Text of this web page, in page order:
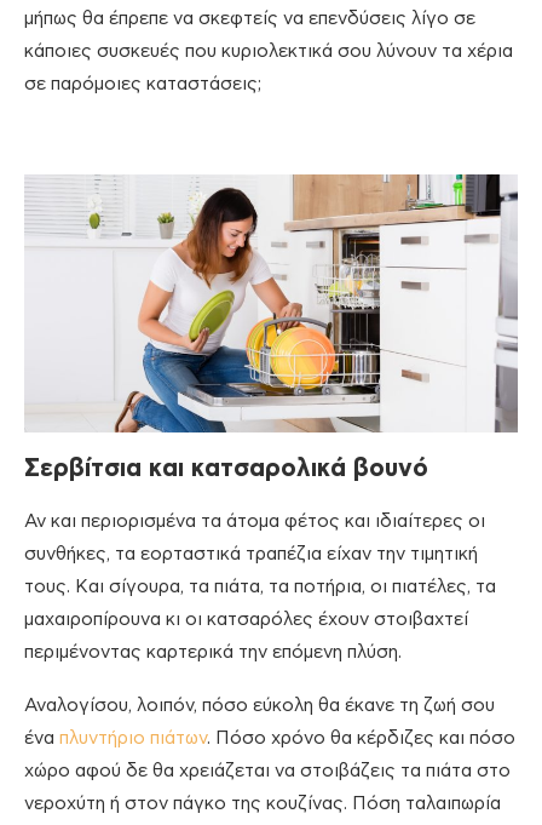
μήπως θα έπρεπε να σκεφτείς να επενδύσεις λίγο σε
κάποιες συσκευές που κυριολεκτικά σου λύνουν τα χέρια
σε παρόμοιες καταστάσεις;
Σερβίτσια και κατσαρολικά βουνό
Αν και περιορισμένα τα άτομα φέτος και ιδιαίτερες οι
συνθήκες, τα εορταστικά τραπέζια είχαν την τιμητική
τους. Και σίγουρα, τα πιάτα, τα ποτήρια, οι πιατέλες, τα
μαχαιροπίρουνα κι οι κατσαρόλες έχουν στοιβαχτεί
περιμένοντας καρτερικά την επόμενη πλύση.
Αναλογίσου, λοιπόν, πόσο εύκολη θα έκανε τη ζωή σου
ένα πλυντήριο πιάτων. Πόσο χρόνο θα κέρδιζες και πόσο
χώρο αφού δε θα χρειάζεται να στοιβάζεις τα πιάτα στο
νεροχύτη ή στον πάγκο της κουζίνας. Πόση ταλαιπωρία